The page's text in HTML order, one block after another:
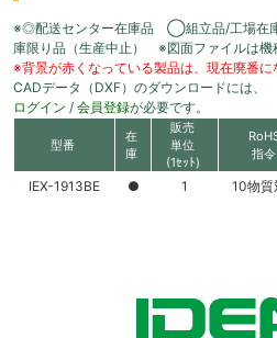
※◎配送センター在庫品 ◯組立品/工場
庫限り品（生産中止） ※図面ファイルは機
※背景が赤くなっている製品は、現在廃番に
CADデータ（DXF）のダウンロードには、
ログイン / 会員登録が必要です。
型番
在
庫
販売
単位
(1ｾｯﾄ)
指令
IEX-1913BE ● 1 10物質